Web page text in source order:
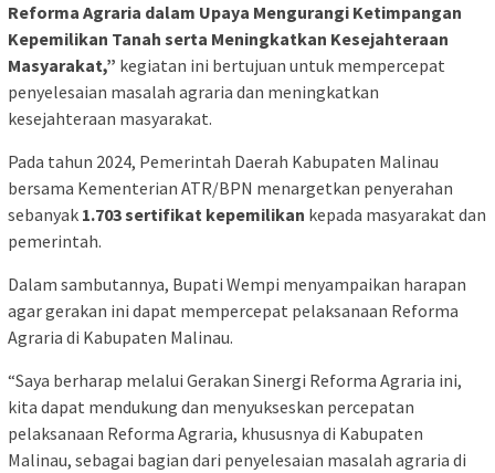
Reforma Agraria dalam Upaya Mengurangi Ketimpangan
Kepemilikan Tanah serta Meningkatkan Kesejahteraan
Masyarakat,” kegiatan ini bertujuan untuk mempercepat
penyelesaian masalah agraria dan meningkatkan
kesejahteraan masyarakat.
Pada tahun 2024, Pemerintah Daerah Kabupaten Malinau
bersama Kementerian ATR/BPN menargetkan penyerahan
sebanyak 1.703 sertifikat kepemilikan kepada masyarakat dan
pemerintah.
Dalam sambutannya, Bupati Wempi menyampaikan harapan
agar gerakan ini dapat mempercepat pelaksanaan Reforma
Agraria di Kabupaten Malinau.
“Saya berharap melalui Gerakan Sinergi Reforma Agraria ini,
kita dapat mendukung dan menyukseskan percepatan
pelaksanaan Reforma Agraria, khususnya di Kabupaten
Malinau, sebagai bagian dari penyelesaian masalah agraria di